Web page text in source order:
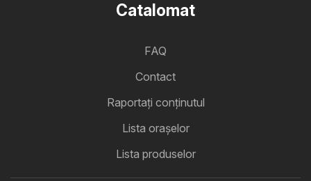
Catalomat
FAQ
Contact
Raportați conținutul
Lista oraşelor
Lista produselor